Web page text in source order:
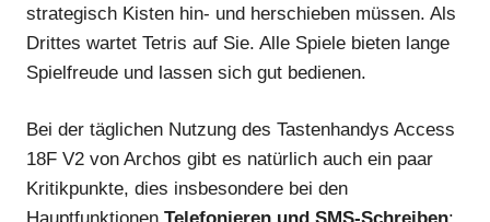
strategisch Kisten hin- und herschieben müssen. Als
Drittes wartet Tetris auf Sie. Alle Spiele bieten lange
Spielfreude und lassen sich gut bedienen.
Bei der täglichen Nutzung des Tastenhandys Access
18F V2 von Archos gibt es natürlich auch ein paar
Kritikpunkte, dies insbesondere bei den